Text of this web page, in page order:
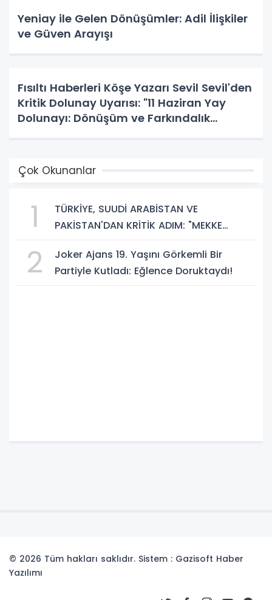
Yeniay ile Gelen Dönüşümler: Adil İlişkiler
ve Güven Arayışı
Fısıltı Haberleri Köşe Yazarı Sevil Sevil'den
Kritik Dolunay Uyarısı: "11 Haziran Yay
Dolunayı: Dönüşüm ve Farkındalık
Çok Okunanlar
1
TÜRKİYE, SUUDİ ARABİSTAN VE
PAKİSTAN'DAN KRİTİK ADIM: "MEKKE
2
Joker Ajans 19. Yaşını Görkemli Bir
Partiyle Kutladı: Eğlence Doruktaydı!
© 2026 Tüm hakları saklıdır. Sistem : Gazisoft Haber
Yazılımı